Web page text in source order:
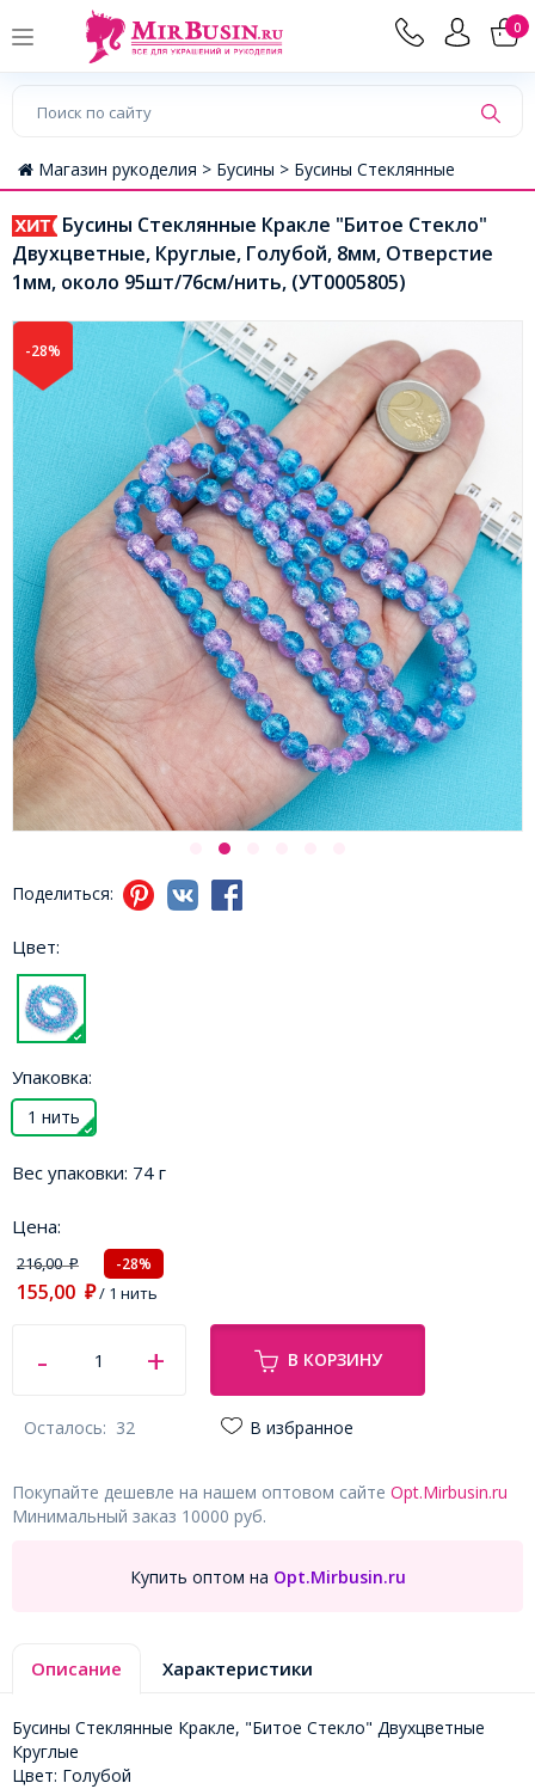
0
Магазин рукоделия > Бусины > Бусины Стеклянные
Бусины Стеклянные Кракле "Битое Стекло"
Двухцветные, Круглые, Голубой, 8мм, Отверстие
1мм, около 95шт/76см/нить, (УТ0005805)
-28%
Поделиться:
Цвет:
Упаковка:
1 нить
Вес упаковки: 74 г
Цена:
216,00₽ -28%
155,00 ₽/ 1 нить
В КОРЗИНУ
Осталось: 32 В избранное
Покупайте дешевле на нашем оптовом сайте Opt.Mirbusin.ru
Минимальный заказ 10000 руб.
Купить оптом на Opt.Mirbusin.ru
Описание Характеристики
Бусины Стеклянные Кракле, "Битое Стекло" Двухцветные
Круглые
Цвет: Голубой